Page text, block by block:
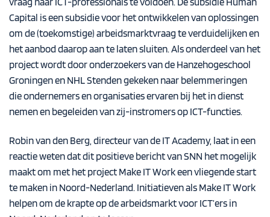
Capital is een subsidie voor het ontwikkelen van oplossingen
om de (toekomstige) arbeidsmarktvraag te verduidelijken en
het aanbod daarop aan te laten sluiten. Als onderdeel van het
project wordt door onderzoekers van de Hanzehogeschool
Groningen en NHL Stenden gekeken naar belemmeringen
die ondernemers en organisaties ervaren bij het in dienst
nemen en begeleiden van zij-instromers op ICT-functies.
Robin van den Berg, directeur van de IT Academy, laat in een
reactie weten dat dit positieve bericht van SNN het mogelijk
maakt om met het project Make IT Work een vliegende start
te maken in Noord-Nederland. Initiatieven als Make IT Work
helpen om de krapte op de arbeidsmarkt voor ICT’ers in